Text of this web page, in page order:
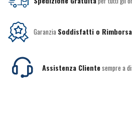
Garanzia Soddisfatti o
Assistenza Clientesempre a